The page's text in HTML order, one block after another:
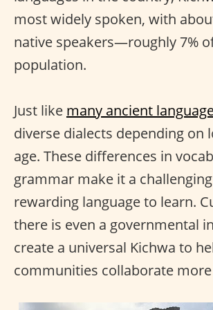
most widely spoken, with
native speakers—roughly 7%
population.
Just like many ancient
diverse dialects depending on
age. These differences in
grammar make it a
rewarding language to learn.
there is even a governmental
create a universal Kichwa to
communities collaborate more